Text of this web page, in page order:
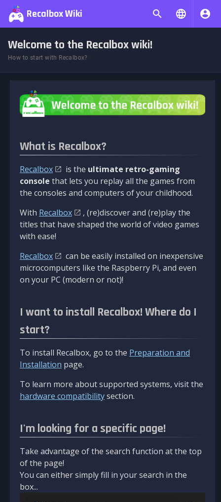
Recalbox Wiki
Welcome to the Recalbox wiki!
How to start with Recalbox?
What is Recalbox?
Recalbox is the ultimate retro-gaming
console that lets you replay all the games from
the consoles and computers of your childhood.
With Recalbox
, (re)discover and (re)play the
titles that have shaped the world of video games
with ease!
Recalbox
can be easily installed on inexpensive
microcomputers like the Raspberry Pi, and even
on your PC (modern or not)!
I want to install Recalbox! Where do I
start?
To install Recalbox, go to the Preparation and
Installation page.
To learn more about supported systems, visit the
hardware compatibilitysection.
I'm looking for a specific page!
Take advantage of the search function at the top
of the page!
You can either simply fill in your search in the
box...